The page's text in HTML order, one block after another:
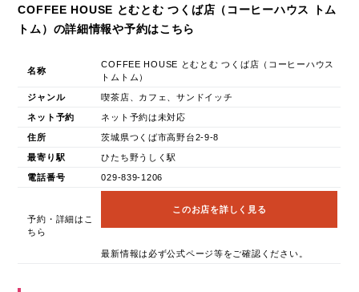
COFFEE HOUSE とむとむ つくば店（コーヒーハウス トム
トム）の詳細情報や予約はこちら
名称
COFFEE HOUSE とむとむ つくば店（コーヒーハウス
トムトム）
ジャンル 喫茶店、カフェ、サンドイッチ
ネット予約 ネット予約は未対応
住所 茨城県つくば市高野台2-9-8
最寄り駅 ひたち野うしく駅
電話番号 029-839-1206
予約・詳細はこ
ちら
このお店を詳しく見る
最新情報は必ず公式ページ等をご確認ください。